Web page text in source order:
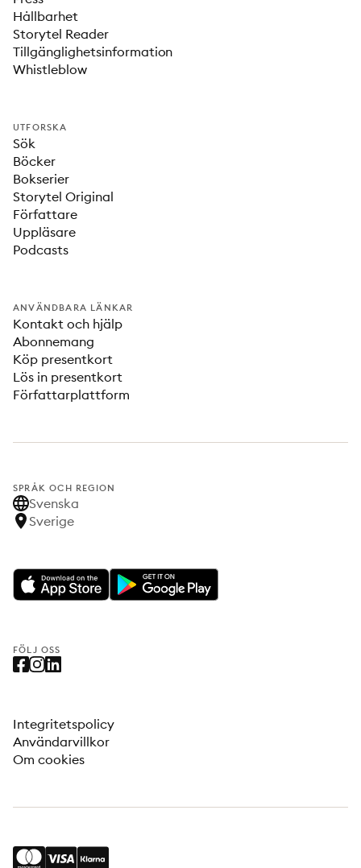
Hållbarhet
Storytel Reader
Tillgänglighetsinformation
Whistleblow
UTFORSKA
Sök
Böcker
Bokserier
Storytel Original
Författare
Uppläsare
Podcasts
ANVÄNDBARA LÄNKAR
Kontakt och hjälp
Abonnemang
Köp presentkort
Lös in presentkort
Författarplattform
SPRÅK OCH REGION
Svenska
Sverige
FÖLJ OSS
Integritetspolicy
Användarvillkor
Om cookies